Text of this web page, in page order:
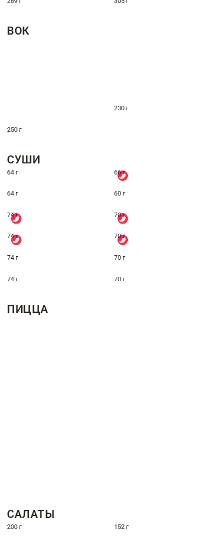
ВОК
230 г
250 г
СУШИ
64 г 66 г
64 г 60 г
74 г 70 г
74 г 70 г
74 г 70 г
74 г 70 г
ПИЦЦА
САЛАТЫ
200 г 152 г